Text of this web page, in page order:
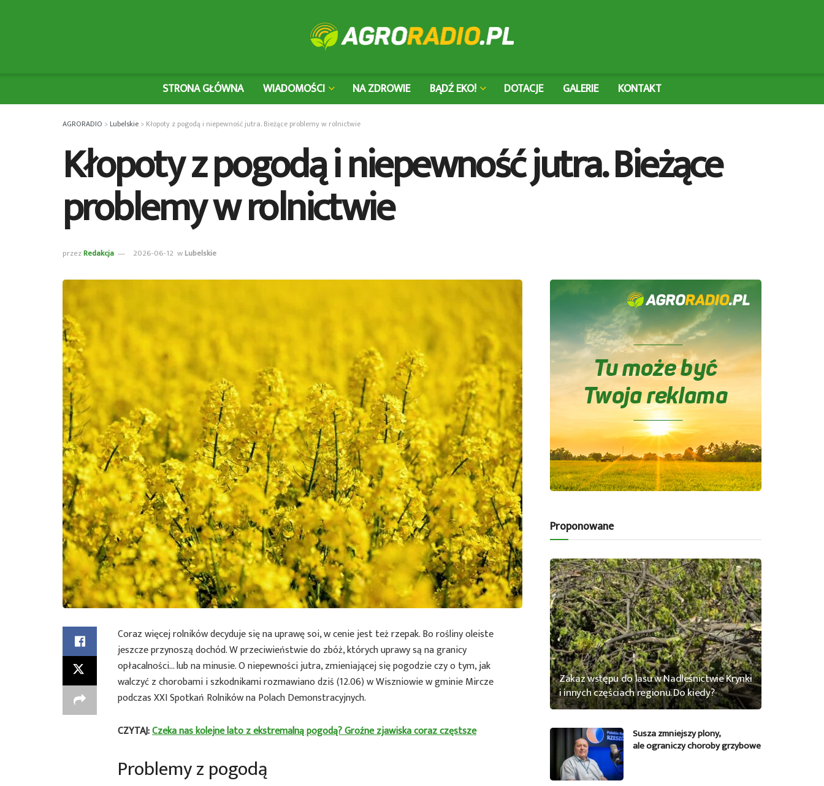
STRONA GŁÓWNA WIADOMOŚCI NA ZDROWIE BĄDŹ EKO! DOTACJE GALERIE KONTAKT
AGRORADIO >Lubelskie > Kłopoty z pogodą i niepewność jutra. Bieżące problemy w rolnictwie
Kłopoty z pogodą i niepewność jutra. Bieżące
problemy w rolnictwie
przezRedakcja 2026-06-12 wLubelskie
Coraz więcej rolników decyduje się na uprawę soi, w cenie jest też rzepak. Bo rośliny oleiste
jeszcze przynoszą dochód. W przeciwieństwie do zbóż, których uprawy są na granicy
opłacalności… lub na minusie. O niepewności jutra, zmieniającej się pogodzie czy o tym, jak
walczyć z chorobami i szkodnikami rozmawiano dziś (12.06) w Wiszniowie w gminie Mircze
podczas XXI Spotkań Rolników na Polach Demonstracyjnych.
CZYTAJ:Czeka nas kolejne lato z ekstremalną pogodą? Groźne zjawiska coraz częstsze
Problemy z pogodą
Proponowane
Zakaz wstępu do lasu w Nadleśnictwie Krynki
i innych częściach regionu. Do kiedy?
Susza zmniejszy plony,
ale ograniczy choroby grzybowe